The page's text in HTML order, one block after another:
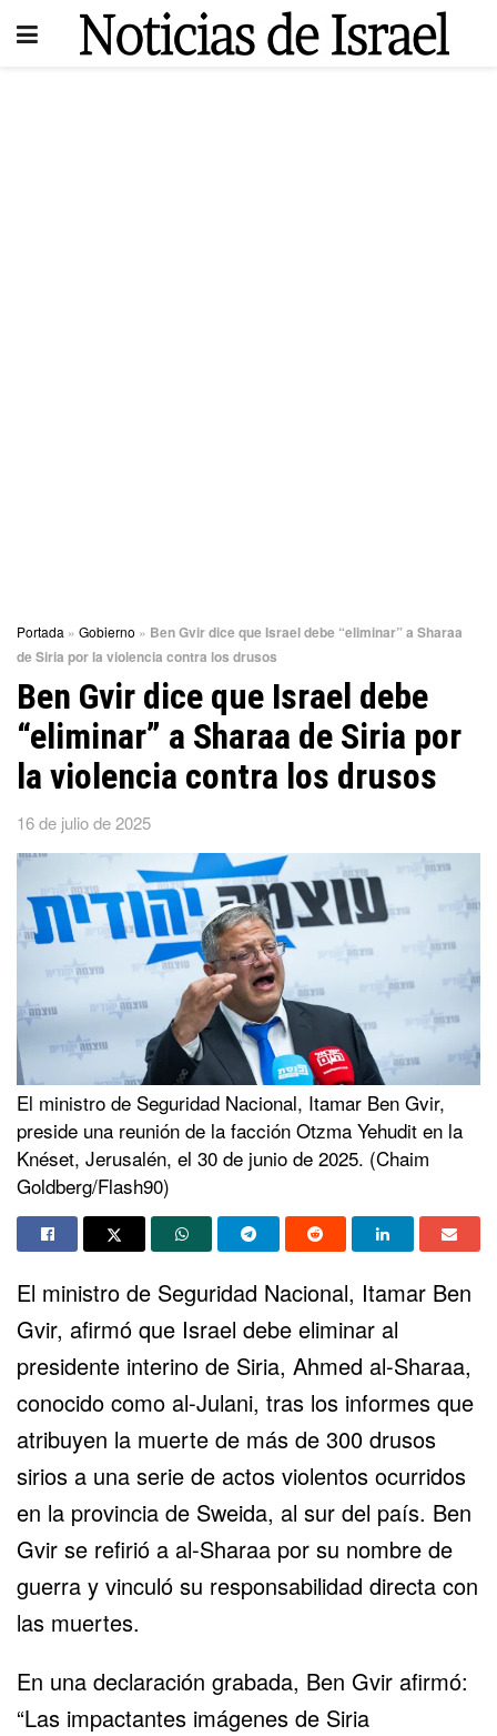
Portada » Gobierno » Ben Gvir dice que Israel debe “eliminar” a Sharaa
de Siria por la violencia contra los drusos
Ben Gvir dice que Israel debe
“eliminar” a Sharaa de Siria por
la violencia contra los drusos
16 de julio de 2025
El ministro de Seguridad Nacional, Itamar Ben Gvir,
preside una reunión de la facción Otzma Yehudit en la
Knéset, Jerusalén, el 30 de junio de 2025. (Chaim
Goldberg/Flash90)
El ministro de Seguridad Nacional, Itamar Ben
Gvir, afirmó que Israel debe eliminar al
presidente interino de Siria, Ahmed al-Sharaa,
conocido como al-Julani, tras los informes que
atribuyen la muerte de más de 300 drusos
sirios a una serie de actos violentos ocurridos
en la provincia de Sweida, al sur del país. Ben
Gvir se refirió a al-Sharaa por su nombre de
guerra y vinculó su responsabilidad directa con
las muertes.
En una declaración grabada, Ben Gvir afirmó:
“Las impactantes imágenes de Siria